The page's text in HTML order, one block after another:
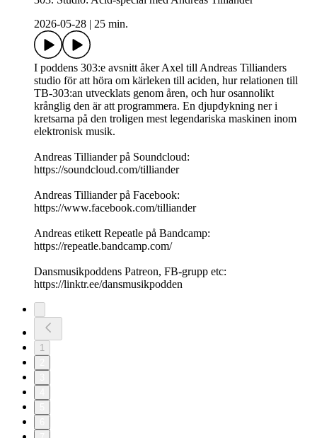
2026-05-28
25 min.
I poddens 303:e avsnitt åker Axel till Andreas Tillianders
studio för att höra om kärleken till aciden, hur relationen till
TB-303:an utvecklats genom åren, och hur osannolikt
krånglig den är att programmera. En djupdykning ner i
kretsarna på den troligen mest legendariska maskinen inom
elektronisk musik.
Andreas Tilliander på Soundcloud:
https://soundcloud.com/tilliander
Andreas Tilliander på Facebook:
https://www.facebook.com/tilliander
Andreas etikett Repeatle på Bandcamp:
https://repeatle.bandcamp.com/
Dansmusikpoddens Patreon, FB-grupp etc:
https://linktr.ee/dansmusikpodden
1